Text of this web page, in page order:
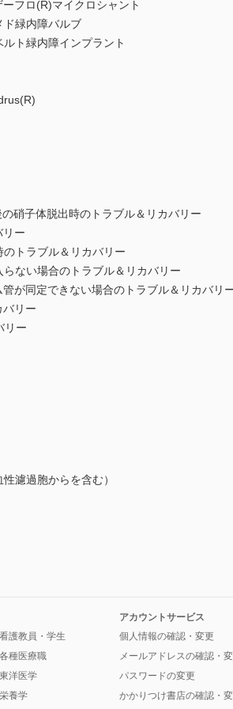
フロ(R)マイクロシャント
緑内障バルブ
ト緑内障インプラント
硝子体脱出時のトラブル＆リカバリー
ー
トラブル＆リカバリー
ない場合のトラブル＆リカバリー
が同定できない場合のトラブル＆リカバリ
リー
リー
濾過胞からを含む）
看護教員・学生
各種医療職
東洋医学
栄養学
アカウントサービス
個人情報の確認・変更
メールアドレスの確認・
パスワードの変更
かかりつけ書店の確認・